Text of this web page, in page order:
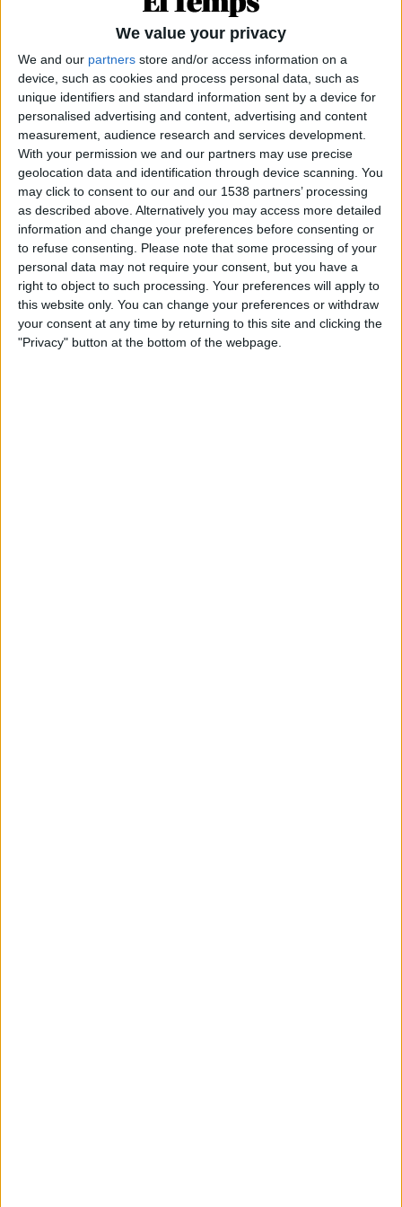
We value your privacy
We and our partners store and/or access information on a
device, such as cookies and process personal data, such as
unique identifiers and standard information sent by a device for
personalised advertising and content, advertising and content
measurement, audience research and services development.
With your permission we and our partners may use precise
geolocation data and identification through device scanning. You
may click to consent to our and our 1538 partners’ processing
as described above. Alternatively you may access more detailed
information and change your preferences before consenting or
to refuse consenting.
Please note that some processing of your
personal data may not require your consent, but you have a
right to object to such processing. Your preferences will apply to
this website only. You can change your preferences or withdraw
your consent at any time by returning to this site and clicking the
"Privacy" button at the bottom of the webpage.
ARTICLES RELACIONATS
24.06.2026
CATALUNYA
L'escola, camp de batalla pel model de